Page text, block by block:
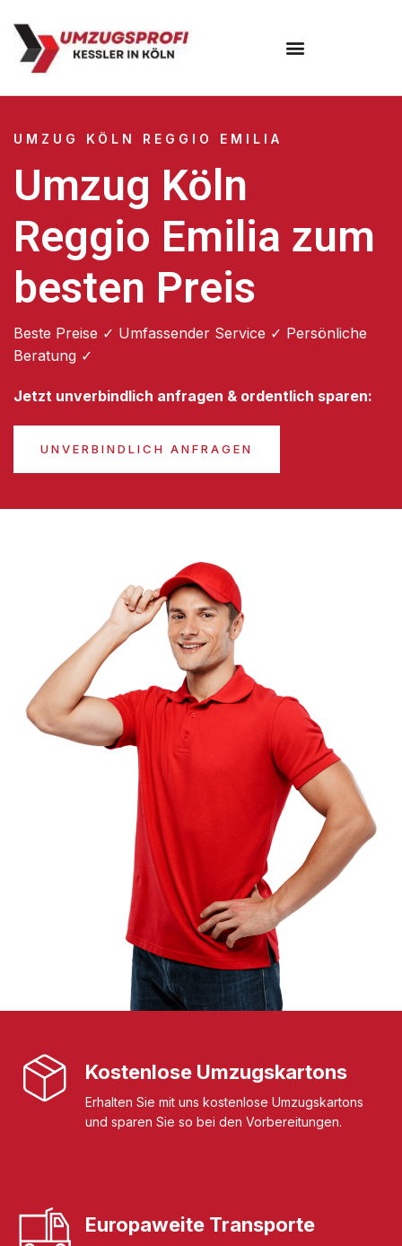
UMZUG KÖLN REGGIO EMILIA
Umzug Köln
Reggio Emilia zum
besten Preis
Beste Preise ✓ Umfassender Service ✓ Persönliche
Beratung ✓
Jetzt unverbindlich anfragen & ordentlich sparen:
UNVERBINDLICH ANFRAGEN
Kostenlose Umzugskartons
Erhalten Sie mit uns kostenlose Umzugskartons
und sparen Sie so bei den Vorbereitungen.
Europaweite Transporte